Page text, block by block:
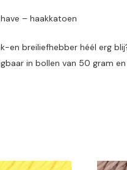
– haakkatoen
en breiliefhebber héél erg
in bollen van 50 gram